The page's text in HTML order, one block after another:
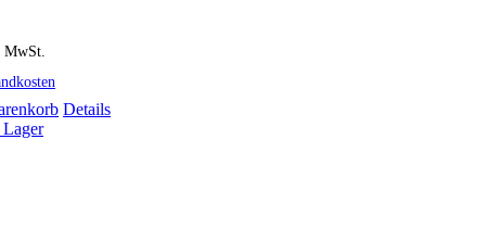
Details